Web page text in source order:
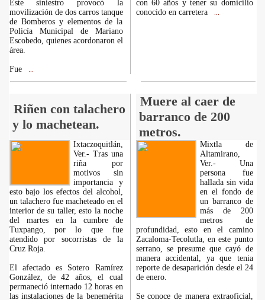
Este siniestro provocó la
movilización de dos carros tanque
de Bomberos y elementos de la
Policía Municipal de Mariano
Escobedo, quienes acordonaron el
área.
Fue
con 60 años y tener su domicilio
conocido en carretera
Riñen con talachero
y lo machetean.
Muere al caer de
barranco de 200
metros.
Ixtaczoquitlán,
Ver.- Tras una
riña por
motivos sin
importancia y
esto bajo los efectos del alcohol,
un talachero fue macheteado en el
interior de su taller, esto la noche
del martes en la cumbre de
Tuxpango, por lo que fue
atendido por socorristas de la
Cruz Roja.
El afectado es Sotero Ramírez
González, de 42 años, el cual
permaneció internado 12 horas en
las instalaciones de la benemérita
Mixtla de
Altamirano,
Ver.- Una
persona fue
hallada sin vida
en el fondo de
un barranco de
más de 200
metros de
profundidad, esto en el camino
Zacaloma-Tecolutla, en este punto
serrano, se presume que cayó de
manera accidental, ya que tenia
reporte de desaparición desde el 24
de enero.
Se conoce de manera extraoficial,